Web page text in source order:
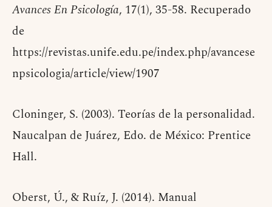
Avances En Psicología, 17(1), 35-58. Recuperado
de
https://revistas.unife.edu.pe/index.php/avancese
npsicologia/article/view/1907
Cloninger, S. (2003). Teorías de la personalidad.
Naucalpan de Juárez, Edo. de México: Prentice
Hall.
Oberst, Ú., & Ruíz, J. (2014). Manual